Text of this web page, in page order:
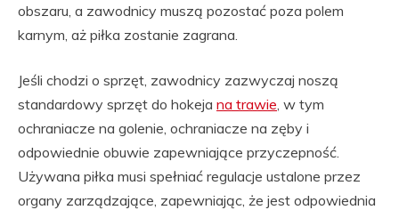
obszaru, a zawodnicy muszą pozostać poza polem
karnym, aż piłka zostanie zagrana.
Jeśli chodzi o sprzęt, zawodnicy zazwyczaj noszą
standardowy sprzęt do hokeja na trawie , w tym
ochraniacze na golenie, ochraniacze na zęby i
odpowiednie obuwie zapewniające przyczepność.
Używana piłka musi spełniać regulacje ustalone przez
organy zarządzające, zapewniając, że jest odpowiednia